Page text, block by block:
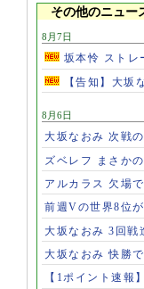
その他のニュー
8月7日
坂本怜 ストレ
【告知】大坂
8月6日
大坂なおみ 次戦
ズベレフ まさか
アルカラス 欠場
前週Vの世界8位
大坂なおみ 3回戦
大坂なおみ 快勝
【1ポイント速報